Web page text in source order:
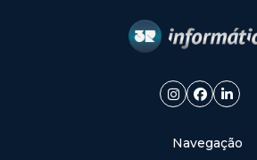
Navegação